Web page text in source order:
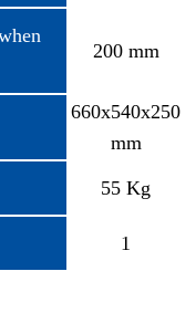
200 mm
660x540x250
mm
55 Kg
1